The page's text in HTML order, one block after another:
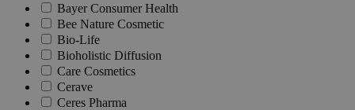
Bayer Consumer Health
Bee Nature Cosmetic
Bio-Life
Bioholistic Diffusion
Care Cosmetics
Cerave
Ceres Pharma